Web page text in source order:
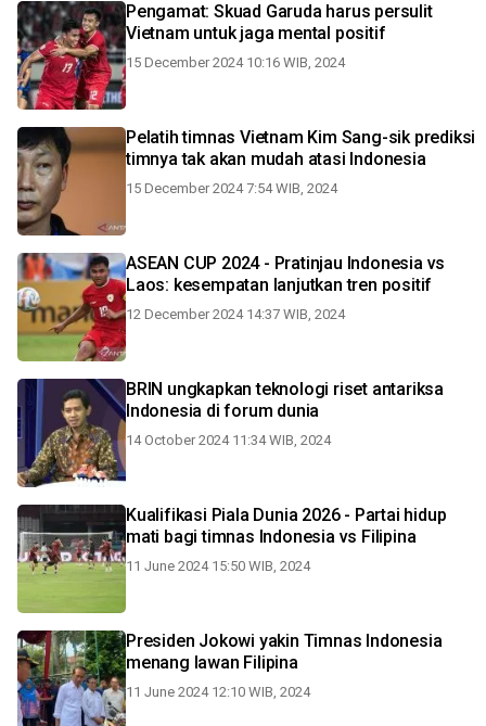
Pengamat: Skuad Garuda harus persulit
Vietnam untuk jaga mental positif
15 December 2024 10:16 WIB, 2024
Pelatih timnas Vietnam Kim Sang-sik prediksi
timnya tak akan mudah atasi Indonesia
15 December 2024 7:54 WIB, 2024
ASEAN CUP 2024 - Pratinjau Indonesia vs
Laos: kesempatan lanjutkan tren positif
12 December 2024 14:37 WIB, 2024
BRIN ungkapkan teknologi riset antariksa
Indonesia di forum dunia
14 October 2024 11:34 WIB, 2024
Kualifikasi Piala Dunia 2026 - Partai hidup
mati bagi timnas Indonesia vs Filipina
11 June 2024 15:50 WIB, 2024
Presiden Jokowi yakin Timnas Indonesia
menang lawan Filipina
11 June 2024 12:10 WIB, 2024